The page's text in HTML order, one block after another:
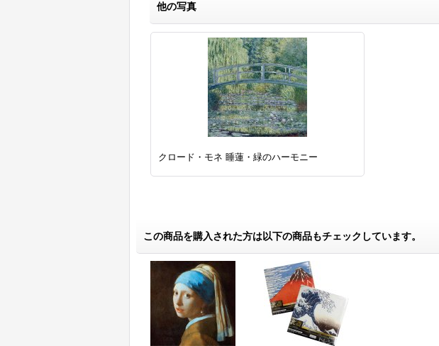
他の写真
クロード・モネ 睡蓮・緑のハーモニー
この商品を購入された方は以下の商品もチェックしています。